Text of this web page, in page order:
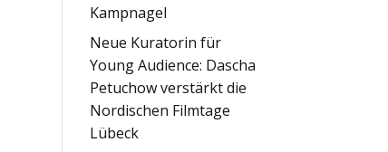
Kampnagel
Neue Kuratorin für
Young Audience: Dascha
Petuchow verstärkt die
Nordischen Filmtage
Lübeck